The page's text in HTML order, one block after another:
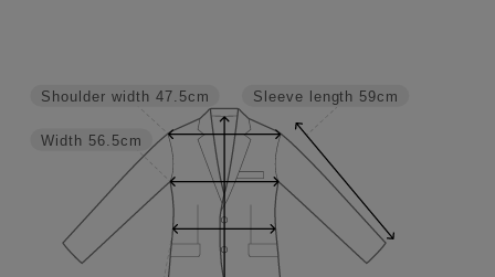
Sleeve length 59cm
Width 56.5cm
Shoulder width 47.5cm